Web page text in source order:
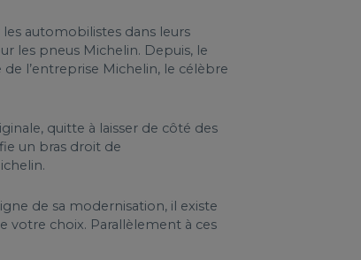
les automobilistes dans leurs
les pneus Michelin. Depuis, le
l’entreprise Michelin, le célèbre
quitte à laisser de côté des
un bras droit de
de sa modernisation, il existe
votre choix. Parallèlement à ces